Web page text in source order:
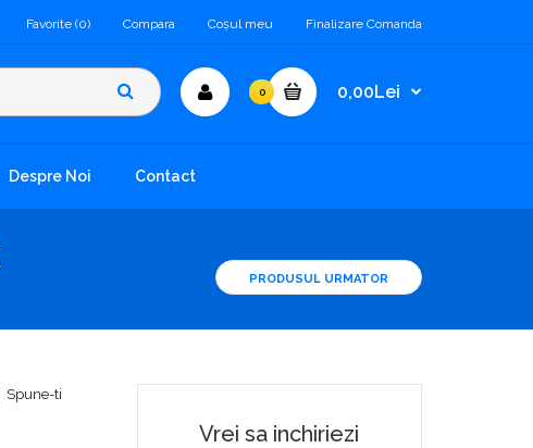
Favorite (0) Compara Coşul meu Finalizare Comanda
0 0,00Lei
Despre Noi Contact
PRODUSUL URMATOR
Spune-ti
Vrei sa inchiriezi